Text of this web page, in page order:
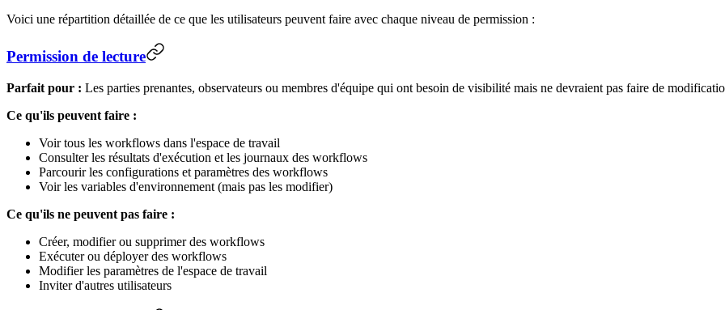
Voici une répartition détaillée de ce que les utilisateurs peuvent faire avec chaque niveau de permission :
Permission de lecture
Parfait pour : Les parties prenantes, observateurs ou membres d'équipe qui ont besoin de visibilité mais ne devraient pas faire de
Ce qu'ils peuvent faire :
Voir tous les workflows dans l'espace de travail
Consulter les résultats d'exécution et les journaux des workflows
Parcourir les configurations et paramètres des workflows
Voir les variables d'environnement (mais pas les modifier)
Ce qu'ils ne peuvent pas faire :
Créer, modifier ou supprimer des workflows
Exécuter ou déployer des workflows
Modifier les paramètres de l'espace de travail
Inviter d'autres utilisateurs